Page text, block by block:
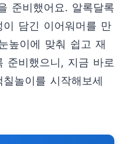
준비했어요. 알록달록
담긴 이어워머를 만
높이에 맞춰 쉽고 재
준비했으니, 지금 바로
놀이를 시작해보세